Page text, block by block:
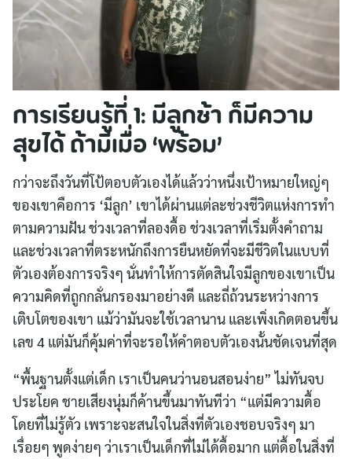
การเรียนรู้ที่ 1: มีลูกช้า ก็มีความ
สุขได้ ถ้ามีเมื่อ ‘พร้อม’
กว่าจะถึงวันที่โป้ตอบตัวเองได้แล้วว่าหนึ่งเป้าหมายใหญ่ๆ
ของเขาคือการ ‘มีลูก’ เขาได้ผ่านแต่ละช่วงชีวิตแห่งการทำ
ตามความฝัน ช่วงเวลาที่ลองดื้อ ช่วงเวลาที่เริ่มตั้งคำถาม
และช่วงเวลาที่ตระหนักถึงการยืนหยัดที่จะมีชีวิตในแบบที่
ตัวเองต้องการจริงๆ นั่นทำให้การตัดสินใจมีลูกของเขาเป็น
ความคิดที่ถูกกลั่นกรองมาอย่างดี และถี่ถ้วนระหว่างการ
เติบโตของเขา แม้ว่ามันจะใช้เวลานาน และเพิ่งเกิดตอนขึ้น
เลข 4 แต่มันก็คุ้มค่าที่จะรอให้คำตอบตัวเองนั้นชัดเจนที่สุด
“พื้นฐานตั้งแต่เด็ก เราเป็นคนว่านอนสอนง่าย” ไม่ทันจบ
ประโยค ชายเสียงนุ่มก็ค้านขึ้นมาทันทีว่า “แต่มีความดื้อ
โดยที่ไม่รู้ตัว เพราะจะสนใจในสิ่งที่ตัวเองชอบจริงๆ มา
เรื่อยๆ พูดง่ายๆ ว่าเราเป็นเด็กที่ไม่ได้ดื้อมาก แต่ดื้อในสิ่งที่